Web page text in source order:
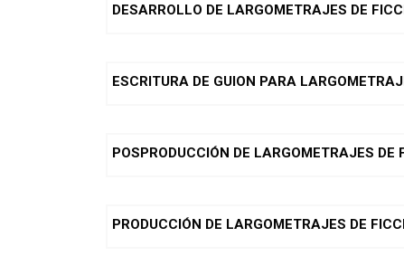
DESARROLLO DE LARGOMETRAJES DE
ESCRITURA DE GUION PARA
POSPRODUCCIÓN DE LARGOMETRAJES DE
PRODUCCIÓN DE LARGOMETRAJES DE